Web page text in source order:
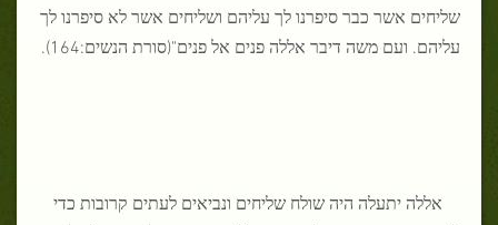
שליחים אשר כבר סיפרנו לך עליהם ושליחים אשר לא סיפרנו לך
עליהם. ועם משה דיבר אללה פנים אל פנים"(סורת הנשים:164).
אללה יתעלה היה שולח שליחים ונביאים לעתים קרובות כדי